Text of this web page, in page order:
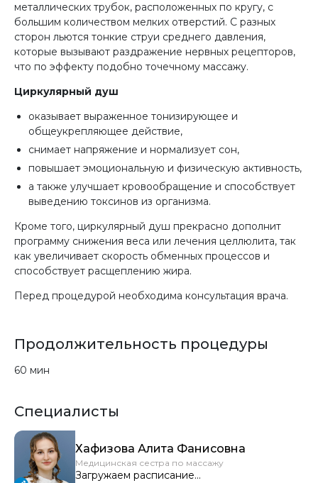
металлических трубок, расположенных по кругу, с
большим количеством мелких отверстий. С разных
сторон льются тонкие струи среднего давления,
которые вызывают раздражение нервных рецепторов,
что по эффекту подобно точечному массажу.
Циркулярный душ
оказывает выраженное тонизирующее и
общеукрепляющее действие,
снимает напряжение и нормализует сон,
повышает эмоциональную и физическую активность,
а также улучшает кровообращение и способствует
выведению токсинов из организма.
Кроме того, циркулярный душ прекрасно дополнит
программу снижения веса или лечения целлюлита, так
как увеличивает скорость обменных процессов и
способствует расщеплению жира.
Перед процедурой необходима консультация врача.
Продолжительность процедуры
60 мин
Специалисты
Хафизова Алита Фанисовна
Медицинская сестра по массажу
Загружаем расписание...